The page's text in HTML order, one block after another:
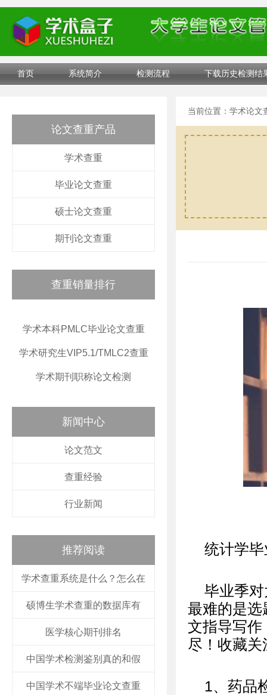
首页 系统简介 检测流程 下载历史检测结
论文查重产品
学术查重
毕业论文查重
硕士论文查重
期刊论文查重
查重销量排行
学术本科PMLC毕业论文查重
学术研究生VIP5.1/TMLC2查重
学术期刊职称论文检测
新闻中心
论文范文
查重经验
行业新闻
推荐阅读
学术查重系统是什么？怎么在
硕博生学术查重的数据库有
医学核心期刊排名
中国学术检测鉴别真的和假
中国学术不端毕业论文查重
当前位置： 学术论文
统计学
毕业季
最难的是选
文指导写作
尽！收藏
1、药品